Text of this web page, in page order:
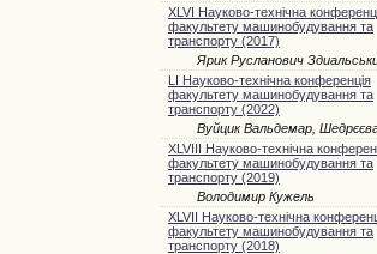
XLVI Науково-технічна
факультету машинобудування та
транспорту (2017)
Ярик Русланович
LI Науково-технічна конференція
факультету машинобудування та
транспорту (2022)
Вуйцик Вальдемар,
XLVIII Науково-технічна
факультету машинобудування та
транспорту (2019)
Володимир Кужель
XLVII Науково-технічна
факультету машинобудування та
транспорту (2018)